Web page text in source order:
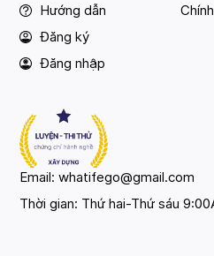
Hướng dẫn
Đăng ký
Đăng nhập
Email: whatifego@gmail.com
Thời gian: Thứ hai-Thứ sáu